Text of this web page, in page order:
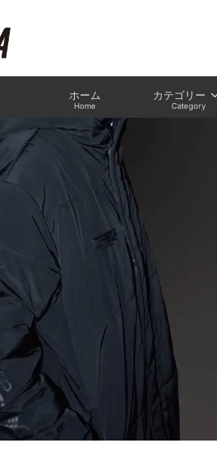
ホーム
Home
カテゴリー
Category